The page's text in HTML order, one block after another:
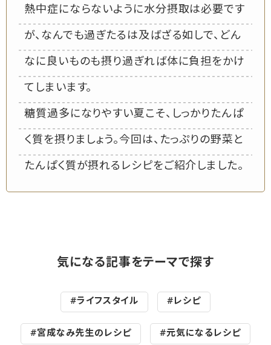
熱中症にならないように水分摂取は必要です
が、なんでも過ぎたるは及ばざる如しで、どん
なに良いものも摂り過ぎれば体に負担をかけ
てしまいます。
糖質過多になりやすい夏こそ、しっかりたんぱ
く質を摂りましょう。今回は、たっぷりの野菜と
たんぱく質が摂れるレシピをご紹介しました。
気になる記事をテーマで探す
#ライフスタイル #レシピ
#宮成なみ先生のレシピ #元気になるレシピ